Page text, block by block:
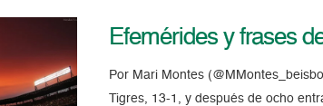
Efemérides y frases
Por Mari Montes
Tigres, 13-1, y después de ocho